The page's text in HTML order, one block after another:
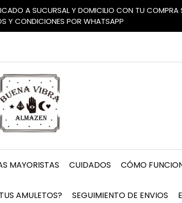
A SUCURSAL Y DOMICILIO CON TU
Y CONDICIONES POR WHATSAPP
MAYORISTAS CUIDADOS CÓMO
AMULETOS? SEGUIMIENTO DE ENVIOS